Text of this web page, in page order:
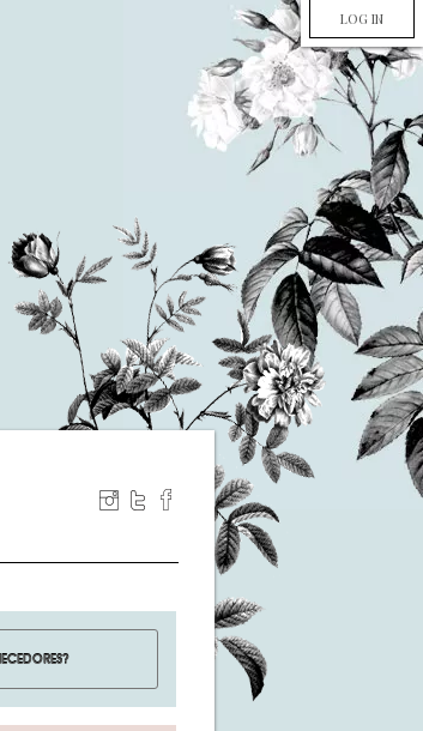
LOG IN